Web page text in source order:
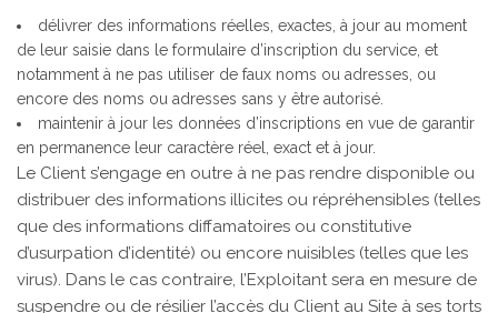
délivrer des informations réelles, exactes, à jour au moment
de leur saisie dans le formulaire d’inscription du service, et
notamment à ne pas utiliser de faux noms ou adresses, ou
encore des noms ou adresses sans y être autorisé.
maintenir à jour les données d’inscriptions en vue de garantir
en permanence leur caractère réel, exact et à jour.
Le Client s’engage en outre à ne pas rendre disponible ou
distribuer des informations illicites ou répréhensibles (telles
que des informations diffamatoires ou constitutive
d’usurpation d’identité) ou encore nuisibles (telles que les
virus). Dans le cas contraire, l’Exploitant sera en mesure de
suspendre ou de résilier l’accès du Client au Site à ses torts